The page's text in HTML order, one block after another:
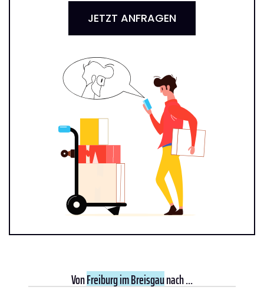
JETZT ANFRAGEN
VonFreiburg im Breisgaunach ...